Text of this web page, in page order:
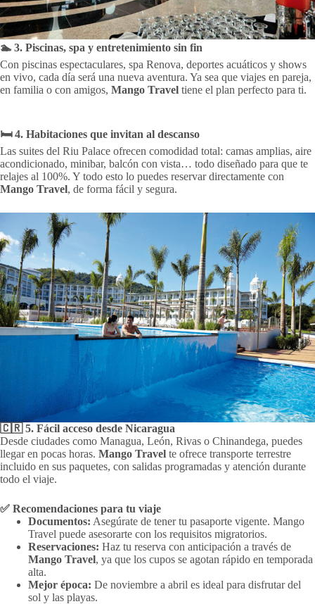
🏊 3. Piscinas, spa y entretenimiento sin fin
Con piscinas espectaculares, spa Renova, deportes acuáticos y shows
en vivo, cada día será una nueva aventura. Ya sea que viajes en pareja,
en familia o con amigos, Mango Travel tiene el plan perfecto para ti.
🛏️ 4. Habitaciones que invitan al descanso
Las suites del Riu Palace ofrecen comodidad total: camas amplias, aire
acondicionado, minibar, balcón con vista… todo diseñado para que te
relajes al 100%. Y todo esto lo puedes reservar directamente con
Mango Travel, de forma fácil y segura.
🇨🇷 5. Fácil acceso desde Nicaragua
Desde ciudades como Managua, León, Rivas o Chinandega, puedes
llegar en pocas horas. Mango Travel te ofrece transporte terrestre
incluido en sus paquetes, con salidas programadas y atención durante
todo el viaje.
✅ Recomendaciones para tu viaje
Documentos: Asegúrate de tener tu pasaporte vigente. Mango
Travel puede asesorarte con los requisitos migratorios.
Reservaciones: Haz tu reserva con anticipación a través de
Mango Travel, ya que los cupos se agotan rápido en temporada
alta.
Mejor época: De noviembre a abril es ideal para disfrutar del
sol y las playas.